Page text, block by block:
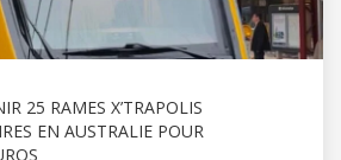
25 RAMES X’TRAPOLIS
EN AUSTRALIE POUR